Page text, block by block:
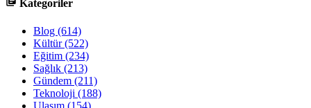
Kategoriler
Blog (614)
Kültür(522)
Eğitim (234)
Sağlık (213)
Gündem (211)
Teknoloji (188)
Ulaşım (154)